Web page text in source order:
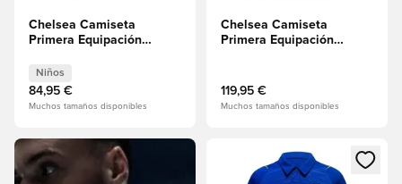
Chelsea Camiseta
Primera Equipación
Niños
84,95 €
Muchos tamaños disponibles
Chelsea Camiseta
Primera Equipación
119,95 €
Muchos tamaños disponibles
Abre un modal para iniciar